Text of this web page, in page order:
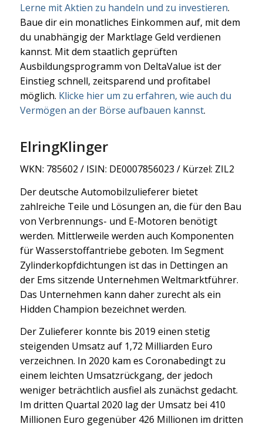
Lerne mit Aktien zu handeln und zu investieren.
Baue dir ein monatliches Einkommen auf, mit dem
du unabhängig der Marktlage Geld verdienen
kannst. Mit dem staatlich geprüften
Ausbildungsprogramm von DeltaValue ist der
Einstieg schnell, zeitsparend und profitabel
möglich. Klicke hier um zu erfahren, wie auch du
Vermögen an der Börse aufbauen kannst.
ElringKlinger
WKN: 785602 / ISIN: DE0007856023 / Kürzel: ZIL2
Der deutsche Automobilzulieferer bietet
zahlreiche Teile und Lösungen an, die für den Bau
von Verbrennungs- und E-Motoren benötigt
werden. Mittlerweile werden auch Komponenten
für Wasserstoffantriebe geboten. Im Segment
Zylinderkopfdichtungen ist das in Dettingen an
der Ems sitzende Unternehmen Weltmarktführer.
Das Unternehmen kann daher zurecht als ein
Hidden Champion bezeichnet werden.
Der Zulieferer konnte bis 2019 einen stetig
steigenden Umsatz auf 1,72 Milliarden Euro
verzeichnen. In 2020 kam es Coronabedingt zu
einem leichten Umsatzrückgang, der jedoch
weniger beträchtlich ausfiel als zunächst gedacht.
Im dritten Quartal 2020 lag der Umsatz bei 410
Millionen Euro gegenüber 426 Millionen im dritten